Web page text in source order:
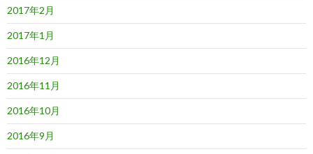
2017年2月
2017年1月
2016年12月
2016年11月
2016年10月
2016年9月